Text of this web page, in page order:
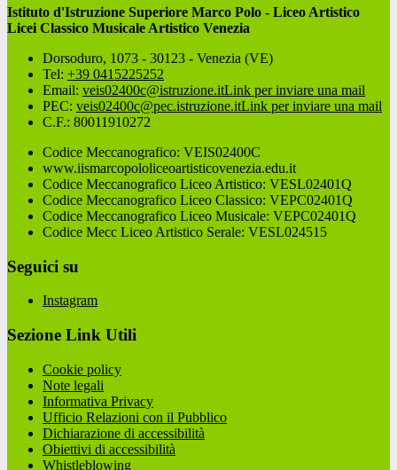
Istituto d'Istruzione Superiore Marco Polo - Liceo Artistico
Licei Classico Musicale Artistico Venezia
Dorsoduro, 1073 - 30123 - Venezia (VE)
Tel: +39 0415225252
Email: veis02400c@istruzione.itLink per inviare una mail
PEC: veis02400c@pec.istruzione.itLink per inviare una mail
C.F.: 80011910272
Codice Meccanografico: VEIS02400C
www.iismarcopololiceoartisticovenezia.edu.it
Codice Meccanografico Liceo Artistico: VESL02401Q
Codice Meccanografico Liceo Classico: VEPC02401Q
Codice Meccanografico Liceo Musicale: VEPC02401Q
Codice Mecc Liceo Artistico Serale: VESL024515
Seguici su
Instagram
Sezione Link Utili
Cookie policy
Note legali
Informativa Privacy
Ufficio Relazioni con il Pubblico
Dichiarazione di accessibilità
Obiettivi di accessibilità
Whistleblowing